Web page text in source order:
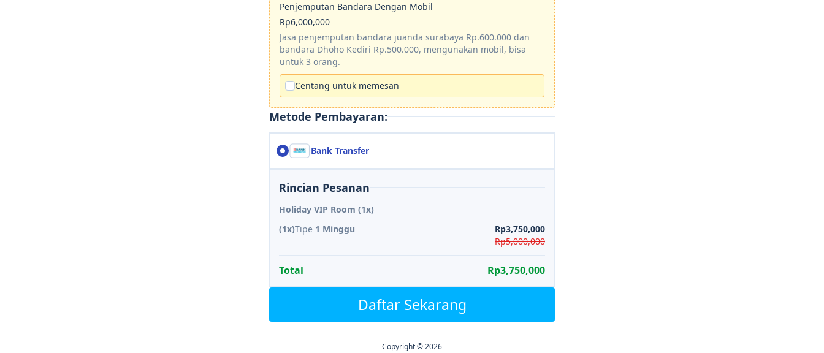
Penjemputan Bandara Dengan Mobil
Rp6,000,000
Jasa penjemputan bandara juanda surabaya Rp.600.000 dan
bandara Dhoho Kediri Rp.500.000, mengunakan mobil, bisa
untuk 3 orang.
Centang untuk memesan
Metode Pembayaran:
Bank Transfer
Rincian Pesanan
Holiday VIP Room (1x)
(1x)Tipe 1 Minggu
Rp3,750,000
Rp5,000,000
Total Rp3,750,000
Daftar Sekarang
Copyright © 2026